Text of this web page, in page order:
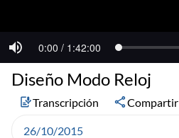
Diseño Modo Reloj
Transcripción Compartir
26/10/2015